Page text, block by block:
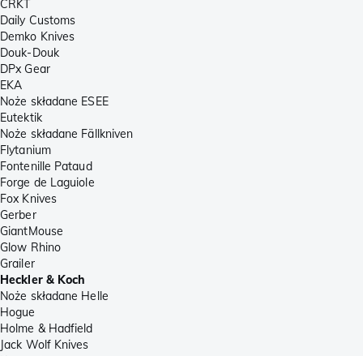
CRKT
Daily Customs
Demko Knives
Douk-Douk
DPx Gear
EKA
Noże składane ESEE
Eutektik
Noże składane Fällkniven
Flytanium
Fontenille Pataud
Forge de Laguiole
Fox Knives
Gerber
GiantMouse
Glow Rhino
Grailer
Heckler & Koch
Noże składane Helle
Hogue
Holme & Hadfield
Jack Wolf Knives